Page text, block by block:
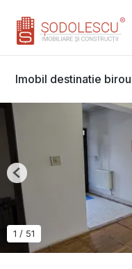
Imobil destinatie
1 / 51
Previous